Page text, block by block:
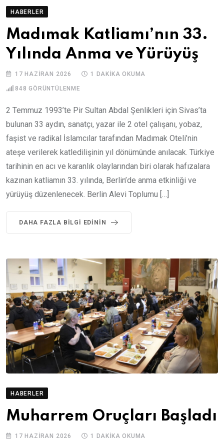
HABERLER
Madımak Katliamı’nın 33.
Yılında Anma ve Yürüyüş
17 HAZIRAN 2026 1 DAKIKA OKUMA
848 GÖRÜNTÜLENME
2 Temmuz 1993’te Pir Sultan Abdal Şenlikleri için Sivas’ta
bulunan 33 aydın, sanatçı, yazar ile 2 otel çalışanı, yobaz,
faşist ve radikal İslamcılar tarafından Madımak Oteli’nin
ateşe verilerek katledilişinin yıl dönümünde anılacak. Türkiye
tarihinin en acı ve karanlık olaylarından biri olarak hafızalara
kazınan katliamın 33. yılında, Berlin’de anma etkinliği ve
yürüyüş düzenlenecek. Berlin Alevi Toplumu […]
DAHA FAZLA BILGI EDININ
HABERLER
Muharrem Oruçları Başladı
17 HAZIRAN 2026 1 DAKIKA OKUMA